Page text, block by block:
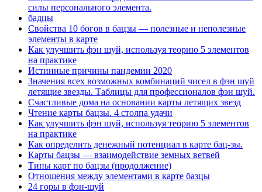
силы персонального элемента.
бадцы
Свойства 10 богов в бацзы — полезные и неполезные
элементы в карте
Как улучшить фэн шуй, используя теорию 5 элементов
на практике
Истинные причины пандемии 2020
Значения всех возможных комбинаций чисел в фэн шуй
летящие звезды. Таблицы для профессионалов фэн шуй.
Счастливые дома на основании карты летящих звезд
Чтение карты бацзы. 4 столпа удачи
Как улучшить фэн шуй, используя теорию 5 элементов
на практике
Как определить денежный потенциал в карте бац-зы.
Карты бацзы — взаимодействие земных ветвей
Типы карт по бацзы (продолжение)
Отношения между элементами в карте базцы
24 горы в фэн-шуй